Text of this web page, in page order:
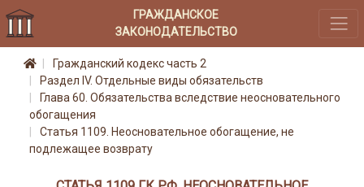
ГРАЖДАНСКОЕ
ЗАКОНОДАТЕЛЬСТВО
Гражданский кодекс часть 2
Раздел IV. Отдельные виды обязательств
Глава 60. Обязательства вследствие неосновательного
обогащения
Статья 1109. Неосновательное обогащение, не
подлежащее возврату